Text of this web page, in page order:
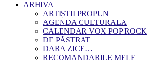
ARHIVA
ARTIȘTII PROPUN
AGENDA CULTURALA
CALENDAR VOX POP ROCK
DE PĂSTRAT
DARA ZICE…
RECOMANDARILE MELE